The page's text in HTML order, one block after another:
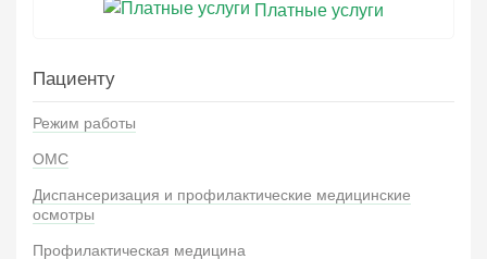
Платные услуги
Пациенту
Режим работы
ОМС
Диспансеризация и профилактические медицинские
осмотры
Профилактическая медицина